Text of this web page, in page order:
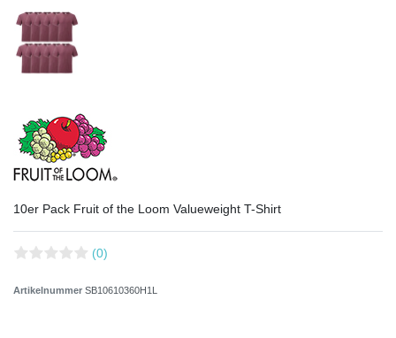
10er Pack Fruit of the Loom Valueweight T-Shirt
(0)
Artikelnummer SB10610360H1L